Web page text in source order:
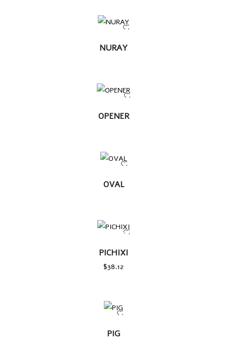
MÁS
NURAY
MÁS
OPENER
MÁS
OVAL
AÑADIR
AL
CARRITO
PICHIXI
$38.12
MÁS
PIG